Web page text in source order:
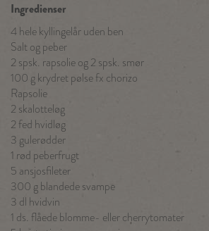
Ingredienser
4 hele kyllingelår uden ben
Salt og peber
2 spsk. rapsolie og 2 spsk. smør
100 g krydret pølse fx chorizo
Rapsolie
2 skalotteløg
2 fed hvidløg
3 gulerødder
1 rød peberfrugt
5 ansjosfileter
300 g blandede svampe
3 dl hvidvin
1 ds. flåede blomme- eller cherrytomater